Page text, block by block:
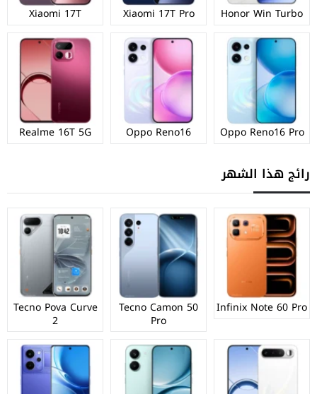
Honor Win Turbo
Xiaomi 17T Pro
Xiaomi 17T
Oppo Reno16 Pro
Oppo Reno16
Realme 16T 5G
رائج هذا الشهر
Infinix Note 60 Pro
Tecno Camon 50
Pro
Tecno Pova Curve
2